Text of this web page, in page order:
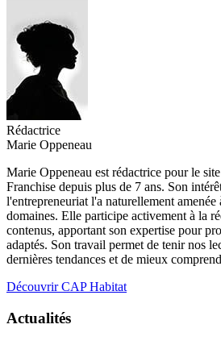
Rédactrice
Marie Oppeneau
Marie Oppeneau est rédactrice pour le
Franchise depuis plus de 7 ans. Son
l'entrepreneuriat l'a naturellement amenée
domaines. Elle participe activement à la
contenus, apportant son expertise pour
adaptés. Son travail permet de tenir nos
dernières tendances et de mieux
Découvrir CAP Habitat
Actualités